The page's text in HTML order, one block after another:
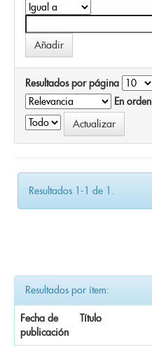
Resultados por página
En orden
Resultados 1-1 de 1.
Resultados por ítem:
Fecha de
publicación
Título